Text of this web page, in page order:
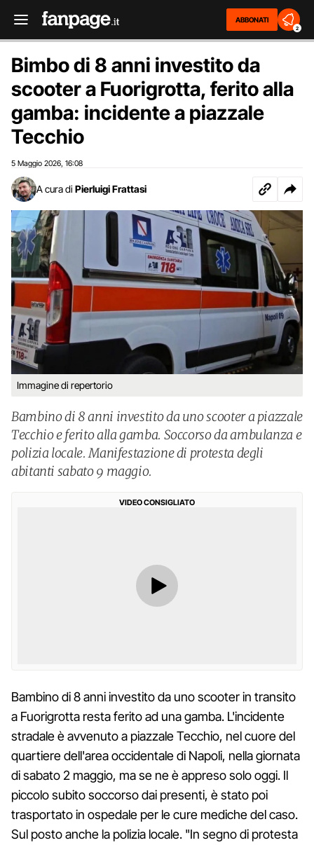
ABBONATI
2
Bimbo di 8 anni investito da
scooter a Fuorigrotta, ferito alla
gamba: incidente a piazzale
Tecchio
5 Maggio 2026 16:08
A cura di Pierluigi Frattasi
Immagine di repertorio
Bambino di 8 anni investito da uno scooter a piazzale
Tecchio e ferito alla gamba. Soccorso da ambulanza e
polizia locale. Manifestazione di protesta degli
abitanti sabato 9 maggio.
VIDEO CONSIGLIATO
Bambino di 8 anni investito da uno scooter in transito
a Fuorigrotta resta ferito ad una gamba. L'incidente
stradale è avvenuto a piazzale Tecchio, nel cuore del
quartiere dell'area occidentale di Napoli, nella giornata
di sabato 2 maggio, ma se ne è appreso solo oggi. Il
piccolo subito soccorso dai presenti, è stato poi
trasportato in ospedale per le cure mediche del caso.
Sul posto anche la polizia locale. "In segno di protesta